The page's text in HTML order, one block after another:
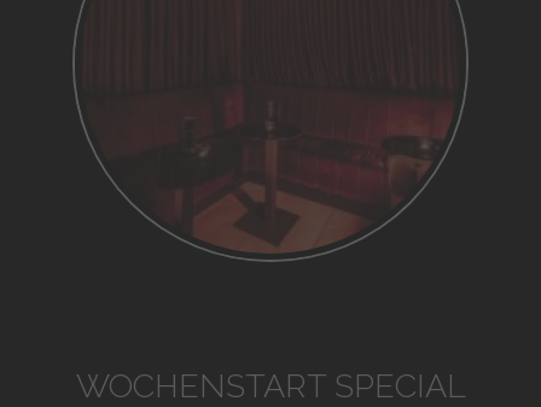
WOCHENSTART SPECIAL